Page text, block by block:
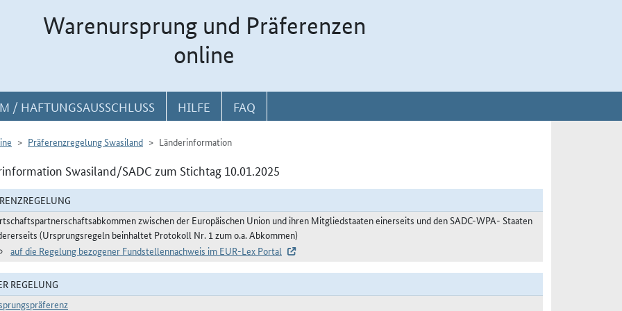
Warenursprung und Präferenzen
online
/ HAFTUNGSAUSSCHLUSS HILFE FAQ
Präferenzregelung Swasiland Länderinformation
Swasiland/SADC zum Stichtag 10.01.2025
zwischen der Europäischen Union und ihren Mitgliedstaaten einerseits und den SADC-WPA- Staaten
(Ursprungsregeln beinhaltet Protokoll Nr. 1 zum o.a. Abkommen)
auf die Regelung bezogener Fundstellennachweis im EUR-Lex Portal
REGELUNG